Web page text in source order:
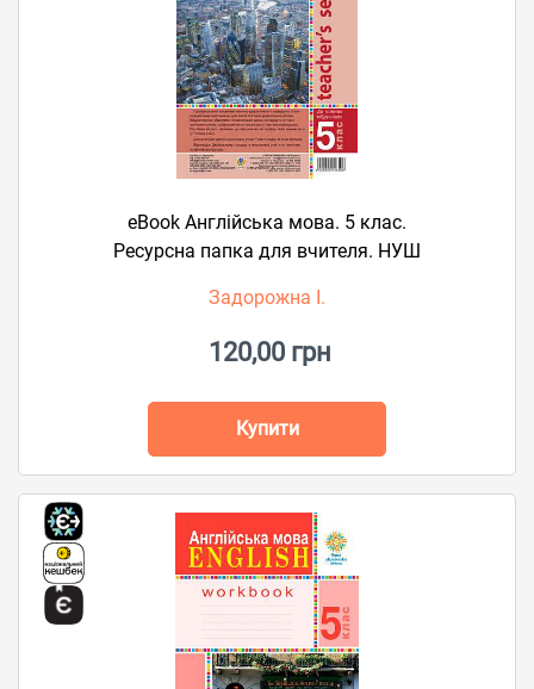
eBook Англійська мова. 5 клас.
Ресурсна папка для вчителя. НУШ
Задорожна І.
120,00 грн
Купити